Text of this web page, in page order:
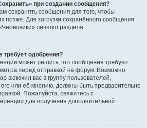
при создании сообщения?
сохранять сообщения для того, чтобы
позже. Для загрузки сохранённого сообщения
личного раздела.
одобрения?
может решить, что сообщения требуют
перед отправкой на форум. Возможно
включил вас в группу пользователей,
или её мнению, должны быть предварительно
Пожалуйста, свяжитесь с
для получения дополнительной